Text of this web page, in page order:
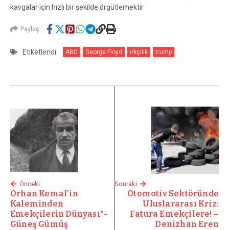
kavgalar için hızlı bir şekilde örgütlemektir.
Paylaş
Etiketlendi: ABD George Floyd ırkçılık trump
Önceki
Orhan Kemal’in
Kaleminden
Emekçilerin Dünyası*-
Güneş Gümüş
Sonraki
Otomotiv Sektöründe
Uluslararası Kriz:
Fatura Emekçilere! –
Denizhan Eren